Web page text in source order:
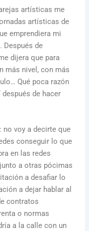
artísticas me
artísticas de
emprendiera mi
Después de
dijera que para
más nivel, con más
Qué poca razón
de hacer
no voy a decirte que
conseguir lo que
en las redes
a otras pócimas
a desafiar lo
a dejar hablar al
contratos
o normas
a la calle con un